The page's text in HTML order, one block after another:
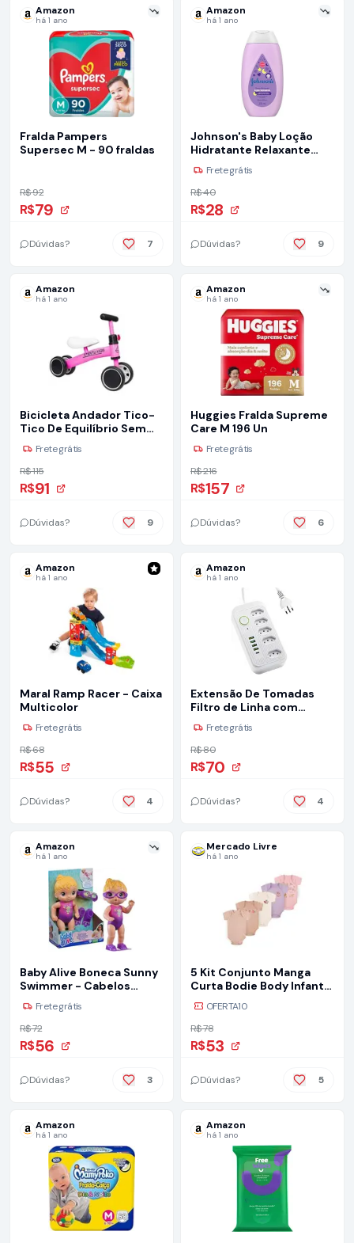
Amazon
há 1 ano
Fralda Pampers
Supersec M - 90 fraldas
R$ 92
R$79
Dúvidas? 7
Amazon
há 1 ano
Johnson's Baby Loção
Hidratante Relaxante
Para Uso Diário Hora Do
Sono,200ml
Frete grátis
R$ 40
R$28
Dúvidas? 9
Amazon
há 1 ano
Bicicleta‎‎ Andador‎‎ Tico-
Tico‎‎ De‎‎ Equilíbrio‎‎ Sem‎‎
Pedal‎‎ Infantil‎‎ 4‎‎‎ Rodas‎
Frete grátis
R$ 115
R$91
Dúvidas? 9
Amazon
há 1 ano
Huggies Fralda Supreme
Care M 196 Un
Frete grátis
R$ 216
R$157
Dúvidas? 6
Amazon
há 1 ano
Maral Ramp Racer - Caixa
Multicolor
Frete grátis
R$ 68
R$55
Dúvidas? 4
Amazon
há 1 ano
Extensão De Tomadas
Filtro de Linha com
Segurança Anti Chamas
Usb Tipo C Com 5
Tomadas e 4 Usb
(Branco)
Frete grátis
R$ 80
R$70
Dúvidas? 4
Amazon
há 1 ano
Baby Alive Boneca Sunny
Swimmer - Cabelos
Loiros Boneca de 25 cm
em plástico com
acessórios - Brinquedo
para meninas e meninos
a partir de 3 anos
Frete grátis
R$ 72
R$56
Dúvidas? 3
Mercado Livre
há 1 ano
5 Kit Conjunto Manga
Curta Bodie Body Infantil
Bebe Nenem
OFERTA10
R$ 78
R$53
Dúvidas? 5
Amazon
há 1 ano
Amazon
há 1 ano